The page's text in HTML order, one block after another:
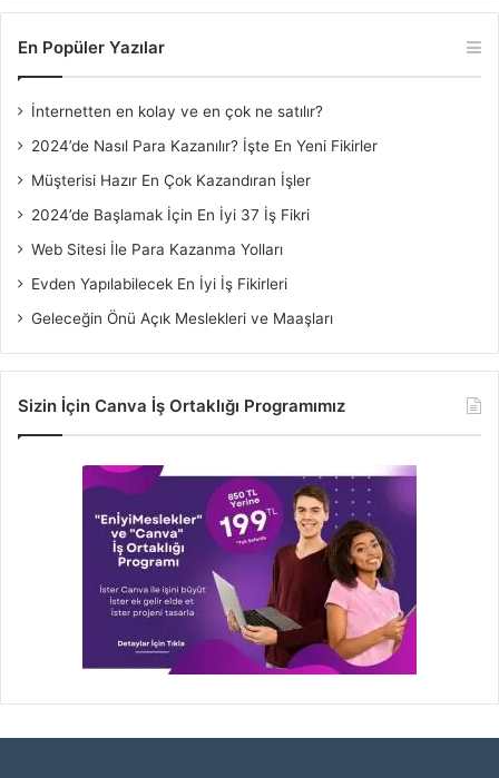
En Popüler Yazılar
İnternetten en kolay ve en çok ne satılır?
2024’de Nasıl Para Kazanılır? İşte En Yeni Fikirler
Müşterisi Hazır En Çok Kazandıran İşler
2024’de Başlamak İçin En İyi 37 İş Fikri
Web Sitesi İle Para Kazanma Yolları
Evden Yapılabilecek En İyi İş Fikirleri
Geleceğin Önü Açık Meslekleri ve Maaşları
Sizin İçin Canva İş Ortaklığı Programımız